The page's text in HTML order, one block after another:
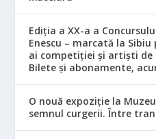
Ediția a XX-a a
Enescu – marcată la
ai competiției și artiști
Bilete și abonamente,
O nouă expoziție la
semnul curgerii. Între